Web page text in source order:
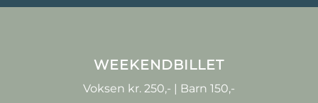
WEEKENDBILLET
Voksen kr. 250,- | Barn 150,-